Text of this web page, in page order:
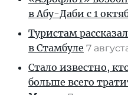
в Абу-Даби с 1
Туристам
в Стамбуле 7
Стало известно,
больше всего